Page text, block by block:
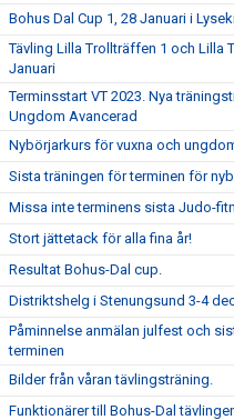
Bohus Dal Cup 1, 28 Januari i
Tävling Lilla Trollträffen 1 och Lilla
Januari
Terminsstart VT 2023. Nya
Ungdom Avancerad
Nybörjarkurs för vuxna och
Sista träningen för terminen för
Missa inte terminens sista Judo-
Stort jättetack för alla fina år!
Resultat Bohus-Dal cup.
Distriktshelg i Stenungsund 3-4
Påminnelse anmälan julfest och
terminen
Bilder från våran tävlingsträning.
Funktionärer till Bohus-Dal